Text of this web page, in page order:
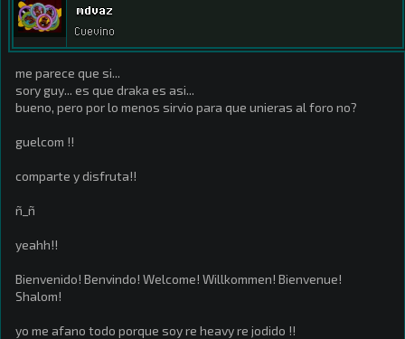
mdvaz
Cuevino
me parece que si...
sory guy... es que draka es asi...
bueno, pero por lo menos sirvio para que unieras al foro no?
guelcom !!
comparte y disfruta!!
ñ_ñ
yeahh!!
Bienvenido! Benvindo! Welcome! Willkommen! Bienvenue!
Shalom!
yo me afano todo porque soy re heavy re jodido !!